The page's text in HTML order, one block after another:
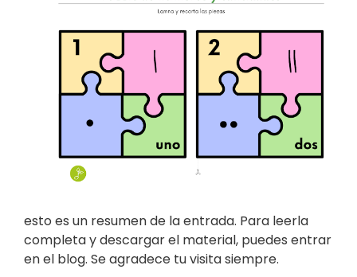
esto es un resumen de la entrada. Para leerla
completa y descargar el material, puedes entrar
en el blog. Se agradece tu visita siempre.